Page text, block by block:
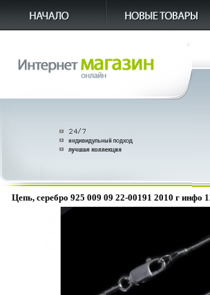
Цепь, серебро 925 009 09 22-00191 2010 г инфо